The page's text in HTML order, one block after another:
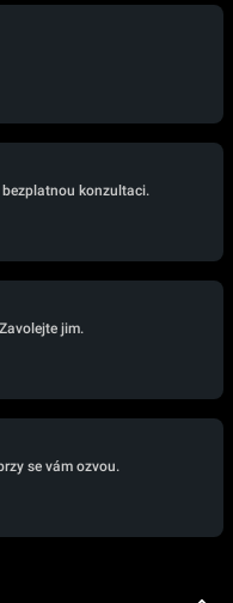
konzultaci.
jim.
se vám ozvou.